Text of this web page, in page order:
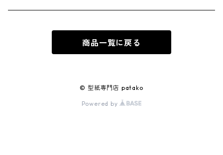
商品一覧に戻る
© 型紙専門店 patako
Powered by